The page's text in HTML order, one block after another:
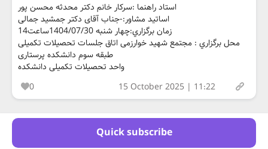
Quick subscribe
استاد راهنما :سرکار خانم دکتر محدثه محسن پور
اساتيد مشاور:-جناب آقای دکتر جمشید جمالی
زمان برگزاري:چهار شنبه 1404/07/30ساعت14
محل برگزاري : مجتمع شهید خوارزمی اتاق جلسات تحصیلات تکمیلی
طبقه سوم دانشکده پرستاری
واحد تحصیلات تکمیلی دانشکده
0
15 October 2025 | 11:22